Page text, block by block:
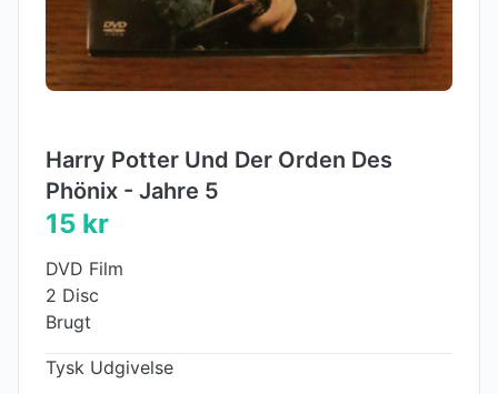
Harry Potter Und Der Orden Des
Phönix - Jahre 5
15 kr
DVD Film
2 Disc
Brugt
Tysk Udgivelse